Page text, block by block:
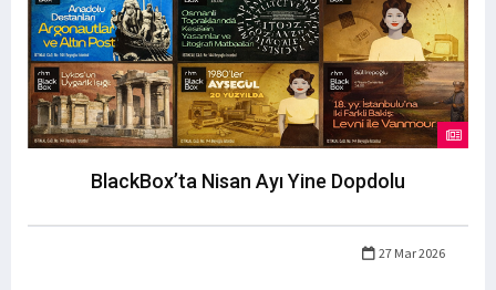
BlackBox’ta Nisan Ayı Yine Dopdolu
27 Mar 2026